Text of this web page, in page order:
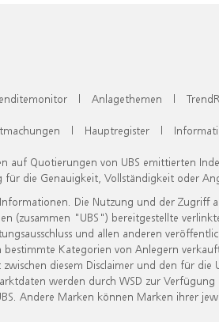
| Anlagethemen |
| Hauptregister |
auf Quotierungen von UBS emittierten
die Genauigkeit, Vollständigkeit oder
Die Nutzung und der Zugriff
(zusammen "UBS") bereitgestellte
und allen anderen
Kategorien von Anlegern
diesem Disclaimer und den für die
werden durch WSD zur
Andere Marken können Marken ihrer